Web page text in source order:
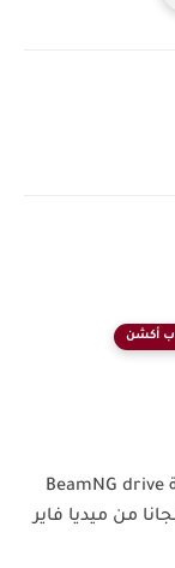
أكشن
تحميل لعبة BeamNG drive
من ميديا فاير